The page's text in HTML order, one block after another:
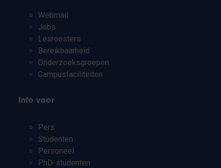
Webmail
Jobs
Lesroosters
Bereikbaarheid
Onderzoeksgroepen
Campusfaciliteiten
Info voor
Pers
Studenten
Personeel
PhD-studenten